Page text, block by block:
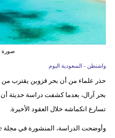
صورة
واشنطن - السعودية اليوم
حذر علماء من أن بحر قزوين يقترب من
بحر آرال، بعدما كشفت دراسة حديثة أن
تسارع انكماشه خلال العقود الأخيرة.